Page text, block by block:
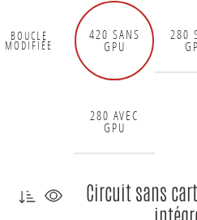
BOUCLE
MODIFIÉE
420 SANS
GPU
280
280 AVEC
GPU
Circuit sans